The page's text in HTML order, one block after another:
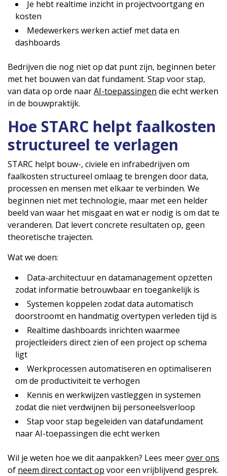
Je hebt realtime inzicht in projectvoortgang en
kosten
Medewerkers werken actief met data en
dashboards
Bedrijven die nog niet op dat punt zijn, beginnen beter
met het bouwen van dat fundament. Stap voor stap,
van data op orde naarAI-toepassingen die echt werken
in de bouwpraktijk.
Hoe STARC helpt faalkosten
structureel te verlagen
STARC helpt bouw-, civiele en infrabedrijven om
faalkosten structureel omlaag te brengen door data,
processen en mensen met elkaar te verbinden. We
beginnen niet met technologie, maar met een helder
beeld van waar het misgaat en wat er nodig is om dat te
veranderen. Dat levert concrete resultaten op, geen
theoretische trajecten.
Wat we doen:
Data-architectuur en datamanagement opzetten
zodat informatie betrouwbaar en toegankelijk is
Systemen koppelen zodat data automatisch
doorstroomt en handmatig overtypen verleden tijd is
Realtime dashboards inrichten waarmee
projectleiders direct zien of een project op schema
ligt
Werkprocessen automatiseren en optimaliseren
om de productiviteit te verhogen
Kennis en werkwijzen vastleggen in systemen
zodat die niet verdwijnen bij personeelsverloop
Stap voor stap begeleiden van datafundament
naar AI-toepassingen die echt werken
Wil je weten hoe we dit aanpakken? Lees meerover ons
of neem direct contact op voor een vrijblijvend gesprek.